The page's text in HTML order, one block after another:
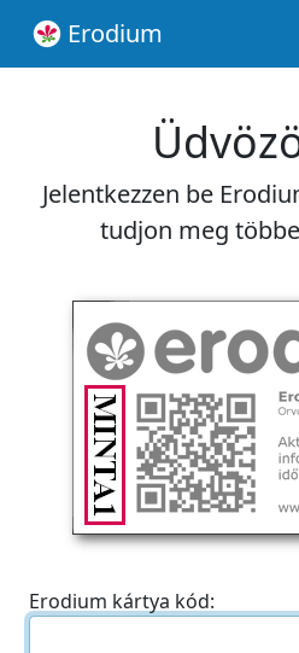
Erodium
Jelentkezzen be
tudjon meg
Erodium kártya kód: